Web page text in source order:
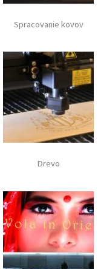
Spracovanie kovov
Drevo